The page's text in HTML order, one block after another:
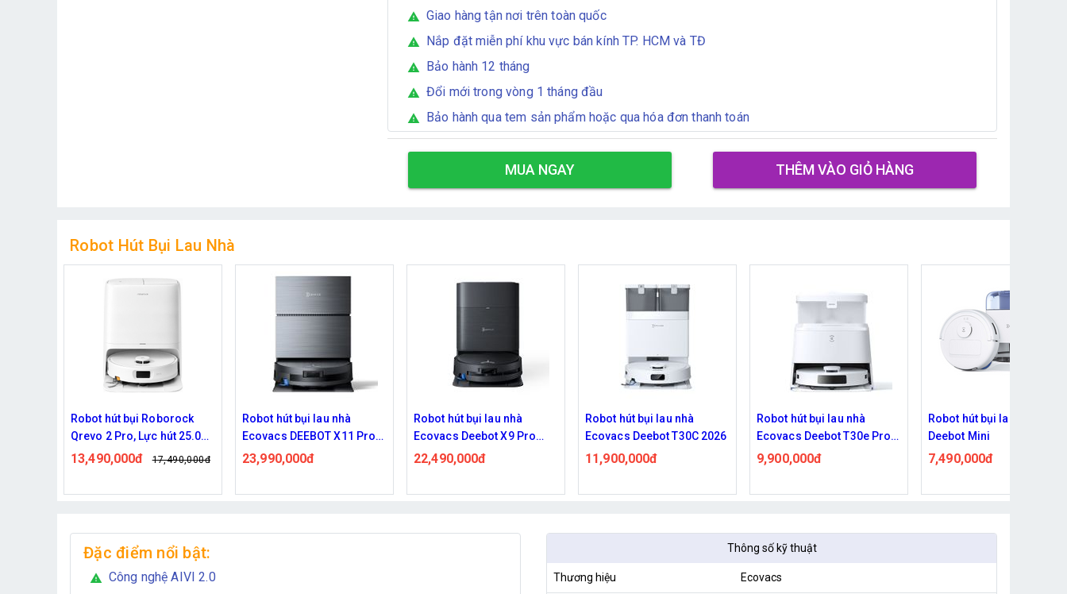
warning Giao hàng tận nơi trên toàn quốc
warning Nắp đặt miễn phí khu vực bán kính TP. HCM và TĐ
warning Bảo hành 12 tháng
warning Đổi mới trong vòng 1 tháng đầu
warning Bảo hành qua tem sản phẩm hoặc qua hóa đơn thanh toán
MUA NGAY THÊM VÀO GIỎ HÀNG
Robot Hút Bụi Lau Nhà
Robot hút bụi lau nhà
Ecovacs DEEBOT X11 Pro
Omni
23,990,000đ
Robot hút bụi lau nhà
Ecovacs Deebot X9 Pro
Omni
22,490,000đ
Robot hút bụi lau nhà
Ecovacs Deebot T30C 2026
11,900,000đ
Robot hút bụi lau nhà
Ecovacs Deebot T30e Pro
Omni
9,900,000đ
Robot hút bụi lau nhà
Deebot Mini
7,490,000đ
Robot hút bụi Roborock
Saros 10
27,500,000đ
Đặc điểm nổi bật:
warning Công nghệ AIVI 2.0
Thông số kỹ thuật
Thương hiệu Ecovacs